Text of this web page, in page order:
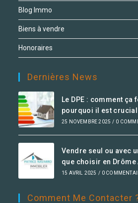
Blog Immo
Biens à vendre
Honoraires
Dernières News
Le DPE : comment ça
pourquoi il est crucial
25 NOVEMBRE 2025 / 0
Vendre seul ou avec
que choisir en Drôme
15 AVRIL 2025 / 0
Comment Me Contacter